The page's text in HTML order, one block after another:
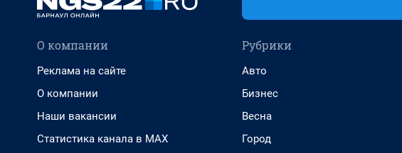
О компании
Реклама на сайте
О компании
Наши вакансии
Статистика канала в MAX
Рубрики
Авто
Бизнес
Весна
Город